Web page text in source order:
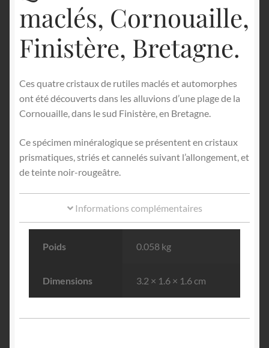
maclés, Cornouaille,
Finistère, Bretagne.
Ces quatre cristaux de rutiles maclés et automorphes
ont été découverts dans les alluvions d’une plage de la
Cornouaille, dans le sud Finistère, en Bretagne.
Ce spécimen minéralogique se présentent en cristaux
prismatiques, striés et cannelés suivant l’allongement, et
de teinte noir-rougeâtre.
Informations complémentaires
Poids 0.058 kg
Dimensions 3.2 × 1.6 × 1.6 cm